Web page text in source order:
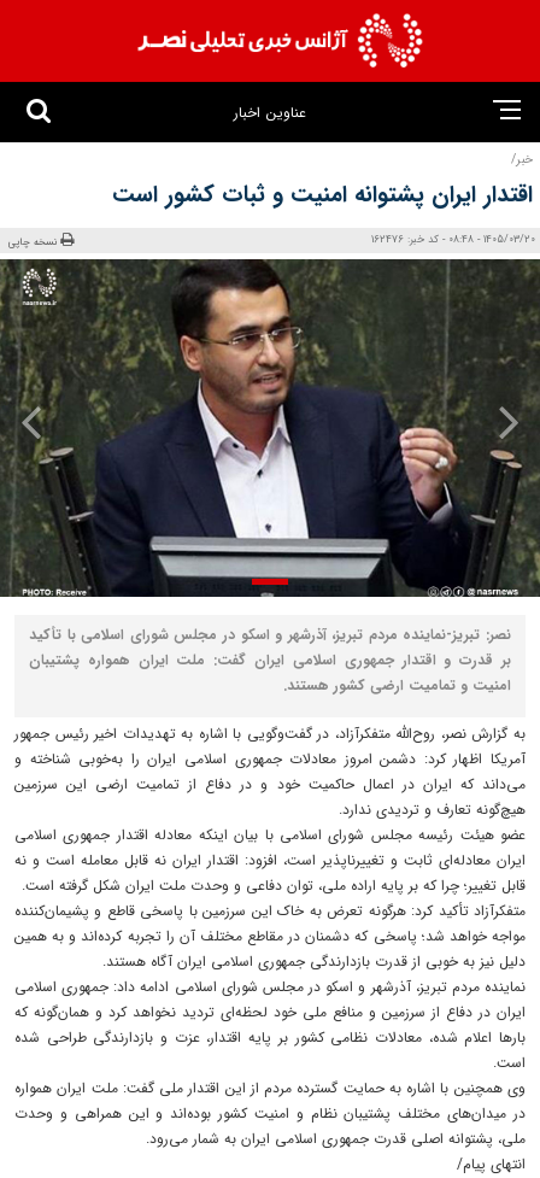
عناوین اخبار
خبر/
اقتدار ایران پشتوانه امنیت و ثبات کشور است
1405/03/20 - 08:48 - کد خبر: 162476 نسخه چاپی
نصر: تبریز-نماینده مردم تبریز، آذرشهر و اسکو در مجلس شورای اسلامی با تأکید
بر قدرت و اقتدار جمهوری اسلامی ایران گفت: ملت ایران همواره پشتیبان
امنیت و تمامیت ارضی کشور هستند.
به گزارش نصر، روح‌الله متفکرآزاد، در گفت‌وگویی با اشاره به تهدیدات اخیر رئیس جمهور
آمریکا اظهار کرد: دشمن امروز معادلات جمهوری اسلامی ایران را به‌خوبی شناخته و
می‌داند که ایران در اعمال حاکمیت خود و در دفاع از تمامیت ارضی این سرزمین
هیچ‌گونه تعارف و تردیدی ندارد.
عضو هیئت رئیسه مجلس شورای اسلامی با بیان اینکه معادله اقتدار جمهوری اسلامی
ایران معادله‌ای ثابت و تغییرناپذیر است، افزود: اقتدار ایران نه قابل معامله است و نه
قابل تغییر؛ چرا که بر پایه اراده ملی، توان دفاعی و وحدت ملت ایران شکل گرفته است.
متفکرآزاد تأکید کرد: هرگونه تعرض به خاک این سرزمین با پاسخی قاطع و پشیمان‌کننده
مواجه خواهد شد؛ پاسخی که دشمنان در مقاطع مختلف آن را تجربه کرده‌اند و به همین
دلیل نیز به خوبی از قدرت بازدارندگی جمهوری اسلامی ایران آگاه هستند.
نماینده مردم تبریز، آذرشهر و اسکو در مجلس شورای اسلامی ادامه داد: جمهوری اسلامی
ایران در دفاع از سرزمین و منافع ملی خود لحظه‌ای تردید نخواهد کرد و همان‌گونه که
بارها اعلام شده، معادلات نظامی کشور بر پایه اقتدار، عزت و بازدارندگی طراحی شده
است.
وی همچنین با اشاره به حمایت گسترده مردم از این اقتدار ملی گفت: ملت ایران همواره
در میدان‌های مختلف پشتیبان نظام و امنیت کشور بوده‌اند و این همراهی و وحدت
ملی، پشتوانه اصلی قدرت جمهوری اسلامی ایران به شمار می‌رود.
انتهای پیام/